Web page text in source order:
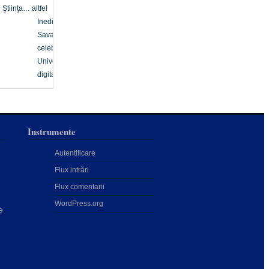
Ştiinţa… altfel
Inedit
Savanți
celebri
Univers
digital
Instrumente
Autentificare
Flux intrări
Flux comentarii
WordPress.org